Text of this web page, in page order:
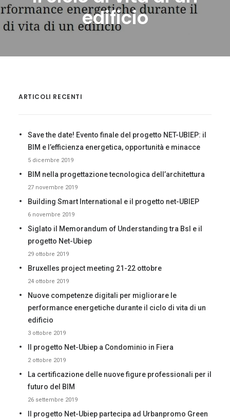
CONTATTI
LOG IN
edificio
ARTICOLI RECENTI
Save the date! Evento finale del progetto NET-UBIEP: il
BIM e l’efficienza energetica, opportunità e minacce
5 dicembre 2019
BIM nella progettazione tecnologica dell’architettura
27 novembre 2019
Building Smart International e il progetto net-UBIEP
6 novembre 2019
Siglato il Memorandum of Understanding tra BsI e il
progetto Net-Ubiep
29 ottobre 2019
Bruxelles project meeting 21-22 ottobre
24 ottobre 2019
Nuove competenze digitali per migliorare le
performance energetiche durante il ciclo di vita di un
edificio
3 ottobre 2019
Il progetto Net-Ubiep a Condominio in Fiera
2 ottobre 2019
La certificazione delle nuove figure professionali per il
futuro del BIM
26 settembre 2019
Il progetto Net-Ubiep partecipa ad Urbanpromo Green